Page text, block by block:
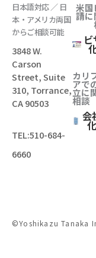
日本語対応 ／ 日
本・アメリカ両国
からご相談可能
3848 W.
Carson
Street, Suite
310, Torrance,
CA 90503
TEL:510-684-
6660
米国
請に
カリ
アで
立に
相談
会
©Yoshikazu Tanaka